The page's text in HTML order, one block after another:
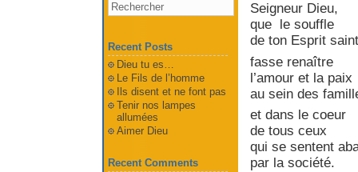
Seigneur Dieu,
que le souffle
de ton Esprit
fasse renaître
l’amour et la paix
au sein des
et dans le coeur
de tous ceux
qui se sentent
par la société.
Recent Posts
Dieu tu es…
Le Fils de l’homme
Ils disent et ne font pas
Tenir nos lampes
allumées
Aimer Dieu
Recent Comments